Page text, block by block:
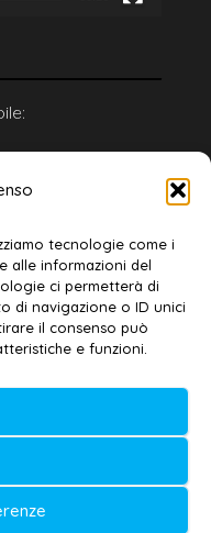
tecnologie come i
alle informazioni del
ci permetterà di
di navigazione o ID unici
il consenso può
e funzioni.
®
Lecce
dal Ministero